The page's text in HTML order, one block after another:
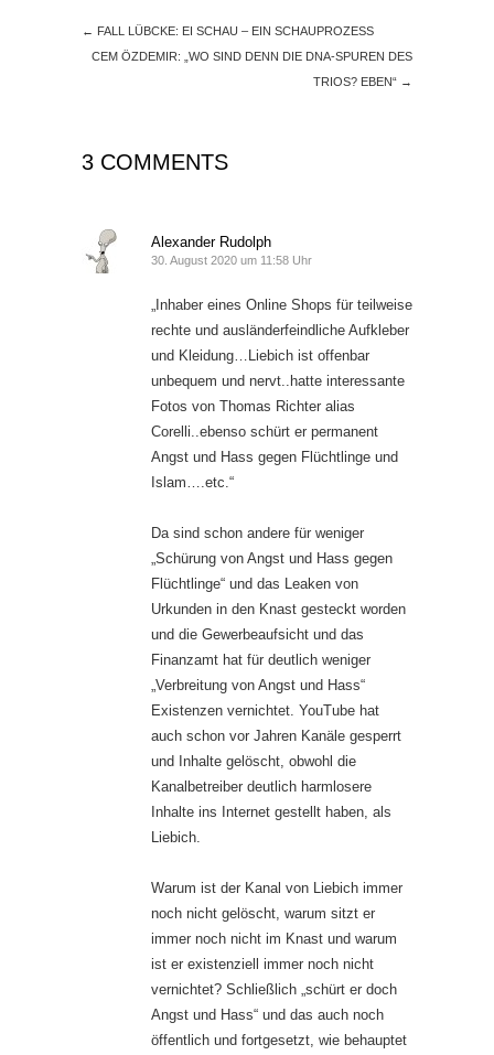
← FALL LÜBCKE: EI SCHAU – EIN SCHAUPROZESS
CEM ÖZDEMIR: „WO SIND DENN DIE DNA-SPUREN DES
TRIOS? EBEN“ →
3 COMMENTS
Alexander Rudolph
30. August 2020 um 11:58 Uhr
„Inhaber eines Online Shops für teilweise
rechte und ausländerfeindliche Aufkleber
und Kleidung…Liebich ist offenbar
unbequem und nervt..hatte interessante
Fotos von Thomas Richter alias
Corelli..ebenso schürt er permanent
Angst und Hass gegen Flüchtlinge und
Islam….etc.“
Da sind schon andere für weniger
„Schürung von Angst und Hass gegen
Flüchtlinge“ und das Leaken von
Urkunden in den Knast gesteckt worden
und die Gewerbeaufsicht und das
Finanzamt hat für deutlich weniger
„Verbreitung von Angst und Hass“
Existenzen vernichtet. YouTube hat
auch schon vor Jahren Kanäle gesperrt
und Inhalte gelöscht, obwohl die
Kanalbetreiber deutlich harmlosere
Inhalte ins Internet gestellt haben, als
Liebich.
Warum ist der Kanal von Liebich immer
noch nicht gelöscht, warum sitzt er
immer noch nicht im Knast und warum
ist er existenziell immer noch nicht
vernichtet? Schließlich „schürt er doch
Angst und Hass“ und das auch noch
öffentlich und fortgesetzt, wie behauptet